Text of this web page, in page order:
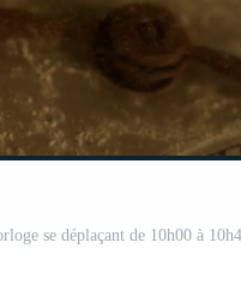
se déplaçant de 10h00 à